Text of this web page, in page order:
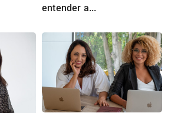
entender a...